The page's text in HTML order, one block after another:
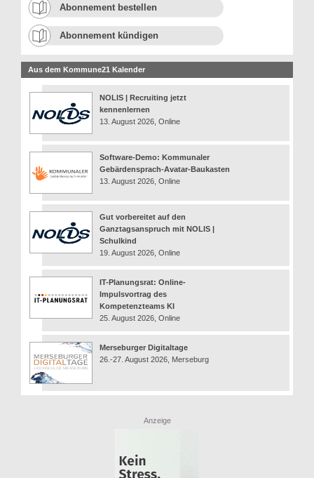
Abonnement bestellen
Abonnement kündigen
Aus dem Kommune21 Kalender
NOLIS | Recruiting jetzt
kennenlernen
13. August 2026, Online
Software-Demo: Kommunaler
Gebärdensprach-Avatar-Baukasten
13. August 2026, Online
Gut vorbereitet auf den
Ganztagsanspruch mit NOLIS |
Schulkind
19. August 2026, Online
IT-Planungsrat: Online-
Impulsvortrag des
Kompetenzteams KI
25. August 2026, Online
Merseburger Digitaltage
26.-27. August 2026, Merseburg
Anzeige